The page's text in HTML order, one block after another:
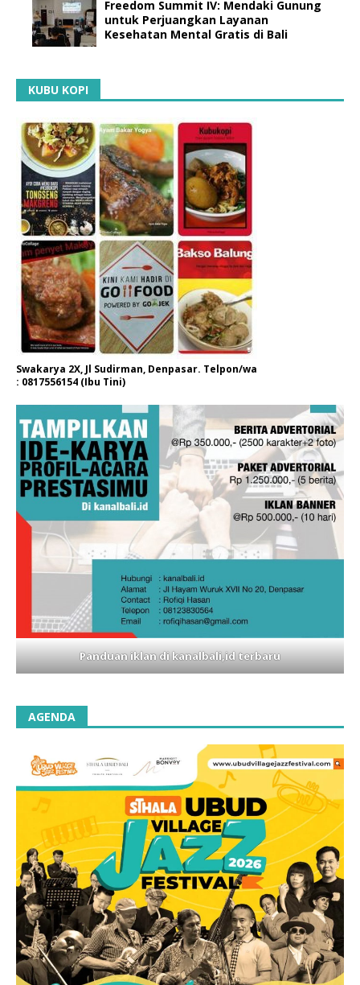
Freedom Summit IV: Mendaki Gunung
untuk Perjuangkan Layanan
Kesehatan Mental Gratis di Bali
KUBU KOPI
Swakarya 2X, Jl Sudirman, Denpasar. Telpon/wa
: 0817556154 (Ibu Tini)
Panduan iklan di kanalbali,id terbaru
AGENDA